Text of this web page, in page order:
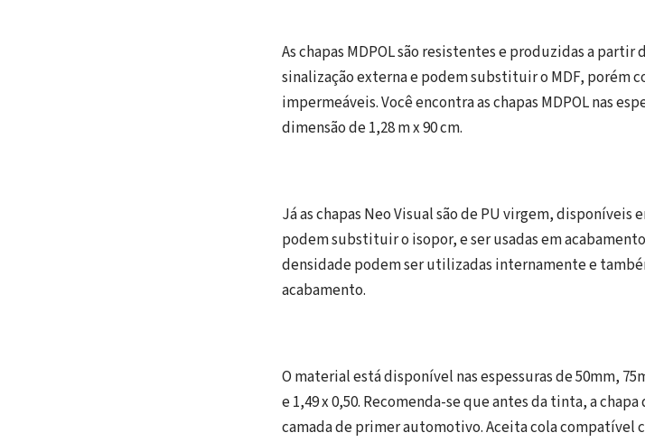
As chapas MDPOL são resistentes e produzidas a
sinalização externa e podem substituir o MDF, porém
impermeáveis. Você encontra as chapas MDPOL nas
dimensão de 1,28 m x 90 cm.
Já as chapas Neo Visual são de PU virgem, disponíveis
podem substituir o isopor, e ser usadas em
densidade podem ser utilizadas internamente e
acabamento.
O material está disponível nas espessuras de 50mm,
e 1,49 x 0,50. Recomenda-se que antes da tinta, a
camada de primer automotivo. Aceita cola compatível